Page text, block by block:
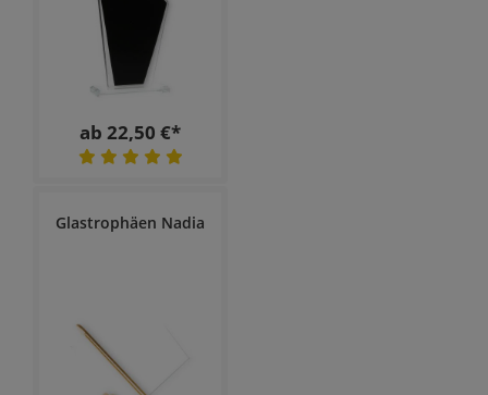
ab 22,50 €*
Glastrophäen Nadia